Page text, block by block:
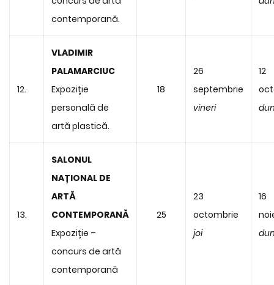
contemporană.
12.
VLADIMIR
PALAMARCIUC
Expoziție
personală de
artă plastică.
18
26
septembrie
vineri
12
13.
SALONUL
NAȚIONAL DE
ARTĂ
CONTEMPORANĂ
Expoziție –
concurs de artă
contemporană
25
23
octombrie
joi
16